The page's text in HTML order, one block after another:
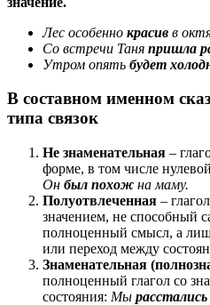
Лес особенно красив в
Со встречи Таня пришла
Утром опять будет
В составном именном
типа связок
Не знаменательная –
форме, в том числе
Он был похож на маму.
Полуотвлеченная –
значением, не способный
полноценный смысл, а
или переход между
Знаменательная
полноценный глагол со
состояния: Мы расстались